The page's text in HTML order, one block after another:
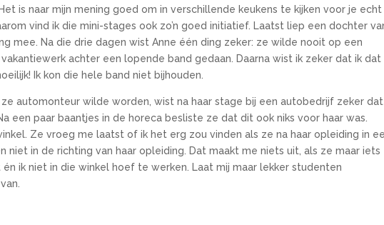
is naar mijn mening goed om in verschillende keukens te kijken voor je echt
vind ik die mini-stages ook zo’n goed initiatief. Laatst liep een dochter
mee. Na die drie dagen wist Anne één ding zeker: ze wilde nooit op een
achter een lopende band gedaan. Daarna wist ik zeker dat ik dat
Ik kon die hele band niet bijhouden.
automonteur wilde worden, wist na haar stage bij een autobedrijf zeker dat
een paar baantjes in de horeca besliste ze dat dit ook niks voor haar was.
Ze vroeg me laatst of ik het erg zou vinden als ze na haar opleiding in
niet in de richting van haar opleiding. Dat maakt me niets uit, als ze maar iets
ik niet in die winkel hoef te werken. Laat mij maar lekker studenten